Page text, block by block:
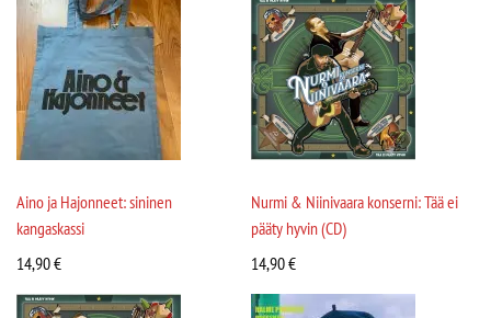
Aino ja Hajonneet: sininen
kangaskassi
14,90€
Nurmi & Niinivaara konserni: Tää ei
pääty hyvin (CD)
14,90€